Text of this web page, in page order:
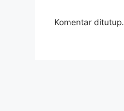
Komentar ditutup.